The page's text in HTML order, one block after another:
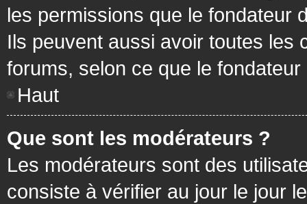
les permissions que le fondateur
Ils peuvent aussi avoir toutes les
forums, selon ce que le
Haut
Que sont les modérateurs ?
Les modérateurs sont des
consiste à vérifier au jour le jour